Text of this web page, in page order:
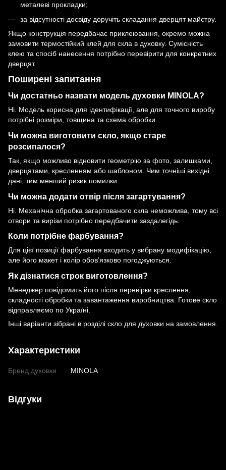
металеві прокладки;
за відсутності досвіду доручіть складання дверцят майстру.
Якщо конструкція передбачає приклеювання, окремо можна
замовити термостійкий клей для скла в духовку. Сумісність
клею та спосіб нанесення потрібно перевірити для конкретних
дверцят.
Поширені запитання
Чи достатньо назвати модель духовки MINOLA?
Ні. Модель корисна для ідентифікації, але для точного виробу
потрібні розміри, товщина та схема обробки.
Чи можна виготовити скло, якщо старе
розсипалося?
Так, якщо можливо відновити геометрію за фото, залишками,
дверцятами, кресленням або шаблоном. Чим точніші вихідні
дані, тим менший ризик помилки.
Чи можна додати отвір після загартування?
Ні. Механічна обробка загартованого скла неможлива, тому всі
отвори та вирізи потрібно передбачити заздалегідь.
Коли потрібне фарбування?
Для цієї позиції фарбування входить у вибрану модифікацію,
але його макет і колір обов’язково погоджуються.
Як дізнатися строк виготовлення?
Менеджер повідомить його після перевірки креслення,
складності обробки та завантаження виробництва. Готове скло
відправляємо по Україні.
Інші варіанти зібрані в розділі скло для духовки на замовлення
Характеристики
Бренд духовки MINOLA
Відгуки